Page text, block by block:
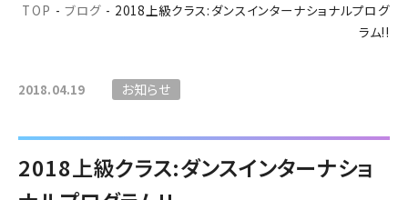
TOP -ブログ - 2018上級クラス:ダンスインターナショナルプログ
ラム!!
2018.04.19 お知らせ
2018上級クラス:ダンスインターナショ